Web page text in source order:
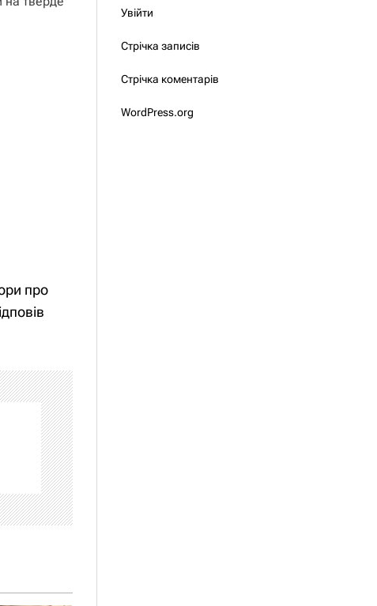
про
Увійти
Стрічка записів
Стрічка коментарів
WordPress.org